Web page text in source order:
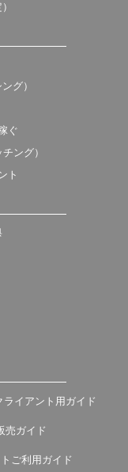
グ）
ぐ
ング）
ト
ライアント用ガイド
売ガイド
ご利用ガイド